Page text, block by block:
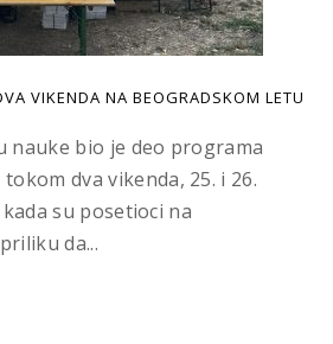
VIKENDA NA BEOGRADSKOM LETU
nauke bio je deo programa
dva vikenda, 25. i 26.
su posetioci na
da...